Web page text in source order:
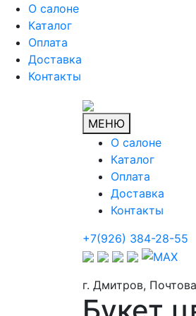
О салоне
Каталог
Оплата
Доставка
Контакты
МЕНЮ
О салоне
Каталог
Оплата
Доставка
Контакты
+7(926) 384-28-55
г. Дмитров,